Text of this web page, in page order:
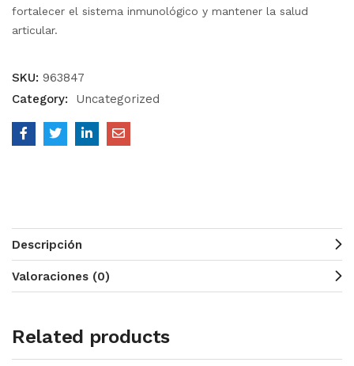
fortalecer el sistema inmunológico y mantener la salud
articular.
SKU: 963847
Category:
Uncategorized
Descripción
Valoraciones (0)
Related products